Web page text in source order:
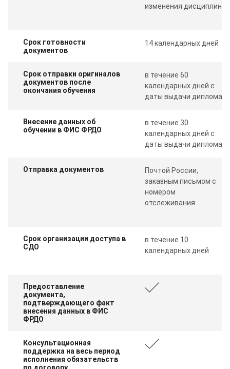
изменения дисциплин
Срок готовности
документов
14 календарных дней
Срок отправки оригиналов
документов после
окончания обучения
в течение 60
календарных дней с
даты выдачи диплома
Внесение данных об
обучении в ФИС ФРДО
в течение 30
календарных дней с
даты выдачи диплома
Отправка документов
Почтой России,
заказным письмом с
номером
отслеживания
Срок организации доступа в
СДО
в течение 10
календарных дней
Предоставление
документа,
подтверждающего факт
внесения данных в ФИС
ФРДО
Консультационная
поддержка на весь период
исполнения обязательств
по договору